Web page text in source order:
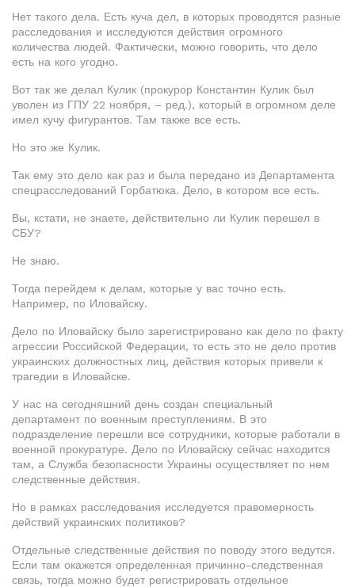
Нет такого дела. Есть куча дел, в которых проводятся разные
расследования и исследуются действия огромного
количества людей. Фактически, можно говорить, что дело
есть на кого угодно.
Вот так же делал Кулик (прокурор Константин Кулик был
уволен из ГПУ 22 ноября, – ред.), который в огромном деле
имел кучу фигурантов. Там также все есть.
Но это же Кулик.
Так ему это дело как раз и была передано из Департамента
спецрасследований Горбатюка. Дело, в котором все есть.
Вы, кстати, не знаете, действительно ли Кулик перешел в
СБУ?
Не знаю.
Тогда перейдем к делам, которые у вас точно есть.
Например, по Иловайску.
Дело по Иловайску было зарегистрировано как дело по факту
агрессии Российской Федерации, то есть это не дело против
украинских должностных лиц, действия которых привели к
трагедии в Иловайске.
У нас на сегодняшний день создан специальный
департамент по военным преступлениям. В это
подразделение перешли все сотрудники, которые работали в
военной прокуратуре. Дело по Иловайску сейчас находится
там, а Служба безопасности Украины осуществляет по нем
следственные действия.
Но в рамках расследования исследуется правомерность
действий украинских политиков?
Отдельные следственные действия по поводу этого ведутся.
Если там окажется определенная причинно-следственная
связь, тогда можно будет регистрировать отдельное